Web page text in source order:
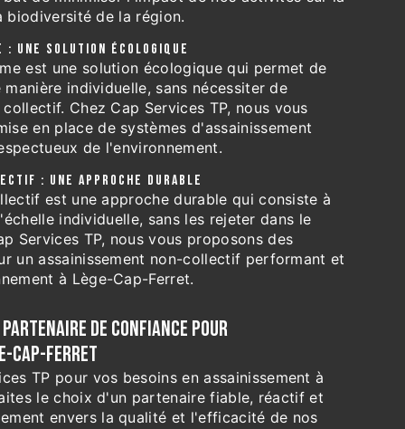
biodiversité de la région.
UNE SOLUTION ÉCOLOGIQUE
est une solution écologique qui permet de
individuelle, sans nécessiter de
Chez Cap Services TP, nous vous
en place de systèmes d'assainissement
de l'environnement.
: UNE APPROCHE DURABLE
est une approche durable qui consiste à
individuelle, sans les rejeter dans le
Services TP, nous vous proposons des
un assainissement non-collectif performant et
à Lège-Cap-Ferret.
DE CONFIANCE POUR
CAP-FERRET
TP pour vos besoins en assainissement à
le choix d'un partenaire fiable, réactif et
envers la qualité et l'efficacité de nos